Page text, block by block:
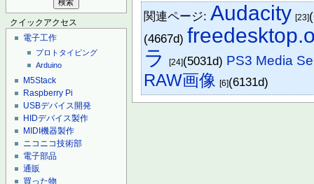
クイックアクセス
電子工作
プロトタイピング
Arduino
M5Stack
Raspberry Pi
USBデバイス開発
HIDデバイス製作
MIDI機器製作
ニコニコ技術部
電子部品
通販
買った物
関連ページ:Audacity [23]
(4667d)
ラ
[24](5031d) PS3 Media
RAW画像 [6](6131d)